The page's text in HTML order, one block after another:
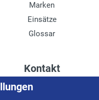
Marken
Einsätze
Glossar
Kontakt
Kontaktformular